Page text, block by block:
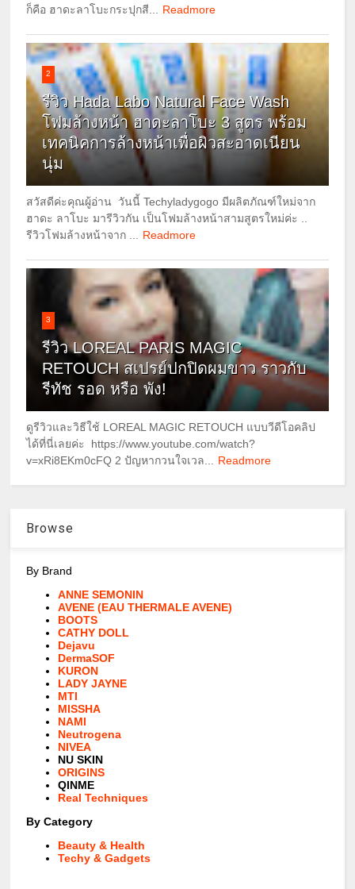
ก็คือ ฮาดะลาโบะกระปุกสี...
Readmore
2
รีวิว Hada Labo Natural Face Wash
โฟมล้างหน้า ฮาดะลาโบะ 3 สูตร พร้อม
เทคนิคการล้างหน้าเพื่อผิวสะอาดเนียน
นุ่ม
สวัสดีค่ะคุณผู้อ่าน วันนี้ Techyladygogo มีผลิตภัณฑ์ใหม่จาก
ฮาดะ ลาโบะ มารีวิวกัน เป็นโฟมล้างหน้าสามสูตรใหม่ค่ะ ..
รีวิวโฟมล้างหน้าจาก ...
Readmore
3
รีวิว LOREAL PARIS MAGIC
RETOUCH สเปรย์ปกปิดผมขาว ราวกับ
รีทัช รอด หรือ พัง!
ดูรีวิวและวิธีใช้ LOREAL MAGIC RETOUCH แบบวีดีโอคลิป
ได้ที่นี่เลยค่ะ https://www.youtube.com/watch?
v=xRi8EKm0cFQ 2 ปัญหากวนใจเวล...
Readmore
Browse
By Brand
ANNE SEMONIN
AVENE (EAU THERMALE AVENE)
BOOTS
CATHY DOLL
Dejavu
DermaSOF
KURON
LADY JAYNE
MTI
MISSHA
NAMI
Neutrogena
NIVEA
NU SKIN
ORIGINS
QINME
Real Techniques
By Category
Beauty & Health
Techy & Gadgets